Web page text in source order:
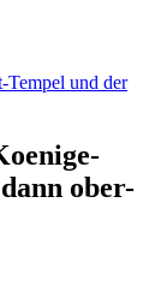
Tempel und der
ober-